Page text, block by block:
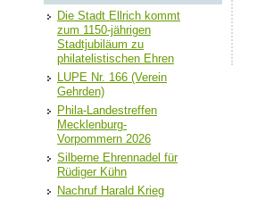
Die Stadt Ellrich kommt
zum 1150-jährigen
Stadtjubiläum zu
philatelistischen Ehren
LUPE Nr. 166 (Verein
Gehrden)
Phila-Landestreffen
Mecklenburg-
Vorpommern 2026
Silberne Ehrennadel für
Rüdiger Kühn
Nachruf Harald Krieg